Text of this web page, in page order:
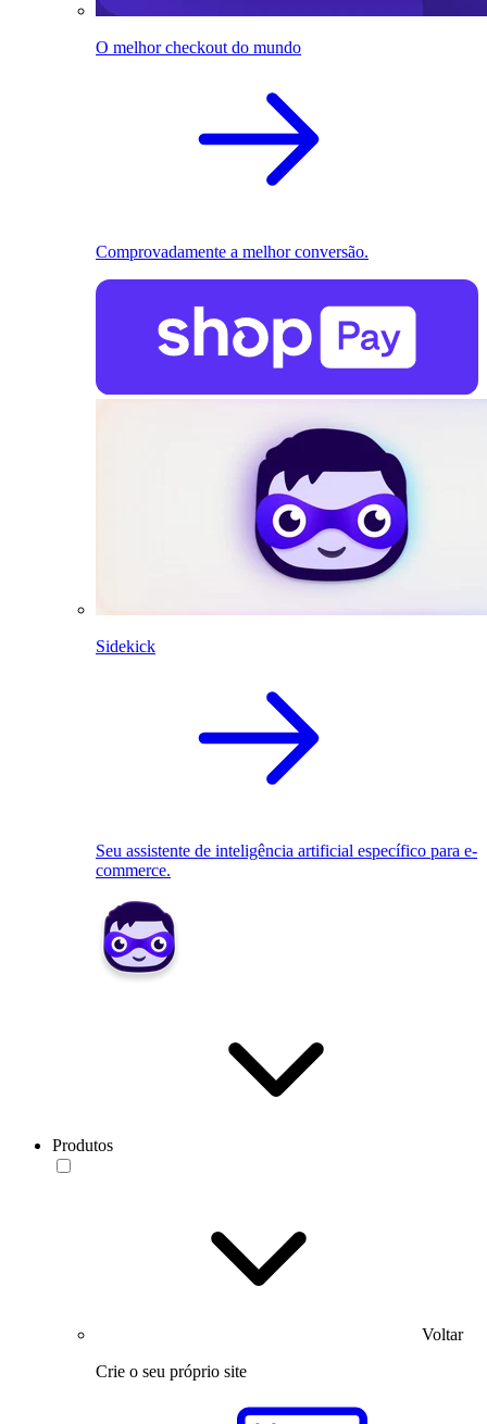
O melhor checkout do mundo
Comprovadamente a melhor conversão.
Sidekick
Seu assistente de inteligência artificial específico para e-
commerce.
Produtos
Voltar
Crie o seu próprio site